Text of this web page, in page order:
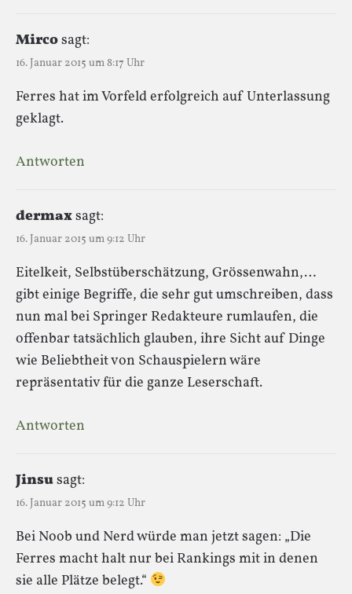
Mircosagt:
16. Januar 2015 um 8:17 Uhr
Ferres hat im Vorfeld erfolgreich auf Unterlassung
geklagt.
Antworten
dermaxsagt:
16. Januar 2015 um 9:12 Uhr
Eitelkeit, Selbstüberschätzung, Grössenwahn,…
gibt einige Begriffe, die sehr gut umschreiben, dass
nun mal bei Springer Redakteure rumlaufen, die
offenbar tatsächlich glauben, ihre Sicht auf Dinge
wie Beliebtheit von Schauspielern wäre
repräsentativ für die ganze Leserschaft.
Antworten
Jinsusagt:
16. Januar 2015 um 9:12 Uhr
Bei Noob und Nerd würde man jetzt sagen: „Die
Ferres macht halt nur bei Rankings mit in denen
sie alle Plätze belegt.“